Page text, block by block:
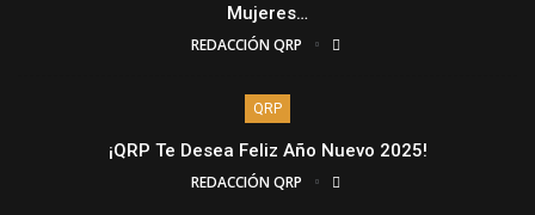
Mujeres…
REDACCIÓN QRP
QRP
¡QRP Te Desea Feliz Año Nuevo 2025!
REDACCIÓN QRP